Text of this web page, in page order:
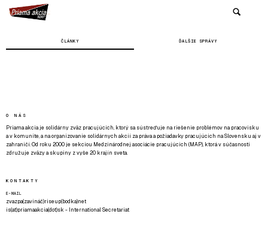
ČLÁNKY ĎALŠIE SPRÁVY
O NÁS
Priama akcia je solidárny zväz pracujúcich, ktorý sa sústreďuje na riešenie problémov na pracovisku
a v komunite, a na organizovanie solidárnych akcií za práva a požiadavky pracujúcich na Slovensku aj v
zahraničí. Od roku 2000 je sekciou Medzinárodnej asociácie pracujúcich (MAP), ktorá v súčasnosti
združuje zväzy a skupiny z vyše 20 krajín sveta.
KONTAKTY
E-MAIL
zvazpa(zavináč)riseup(bodka)net
is(at)priamaakcia(dot)sk - International Secretariat